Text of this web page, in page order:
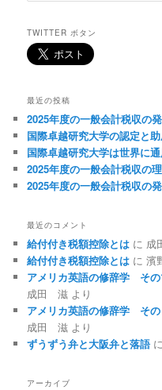
TWITTER ボタン
最近の投稿
2025年度の一般会計税収の
国際卓越研究大学の認定と
国際卓越研究大学は世界に
2025年度の一般会計税収の
2025年度の一般会計税収の
最近のコメント
給付付き税額控除とは に 成
給付付き税額控除とは に濱
アメリカ英語の修辞学 そ
成田 滋 より
アメリカ英語の修辞学 そ
成田 滋 より
ずうずう弁と大阪弁と落語に
アーカイブ